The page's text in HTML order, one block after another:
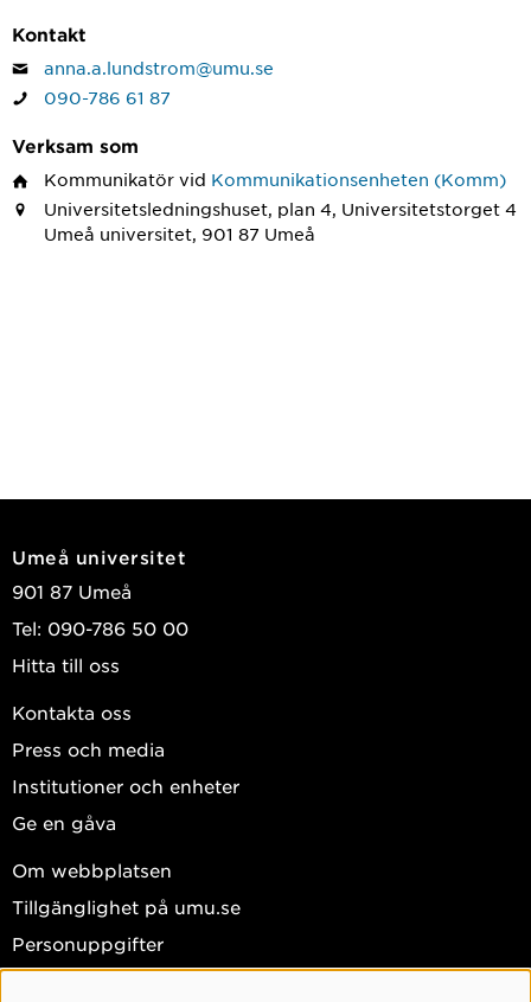
Kontakt
anna.a.lundstrom@umu.se
090-786 61 87
Verksam som
Kommunikatör vid Kommunikationsenheten (Komm)
Universitetsledningshuset, plan 4, Universitetstorget 4
Umeå universitet, 901 87 Umeå
Umeå universitet
901 87 Umeå
Tel: 090-786 50 00
Hitta till oss
Kontakta oss
Press och media
Institutioner och enheter
Ge en gåva
Om webbplatsen
Tillgänglighet på umu.se
Personuppgifter